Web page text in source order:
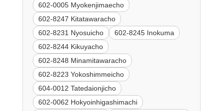
602-0005 Myokenjimaecho
602-8247 Kitatawaracho
602-8231 Nyosuicho
602-8245 Inokuma
602-8244 Kikuyacho
602-8248 Minamitawaracho
602-8223 Yokoshimmeicho
604-0012 Tatedaionjicho
602-0062 Hokyoinhigashimachi